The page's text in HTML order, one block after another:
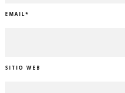
EMAIL*
SITIO WEB